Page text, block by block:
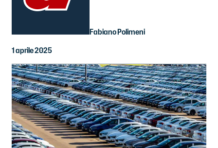
Fabiano Polimeni
1 aprile 2025